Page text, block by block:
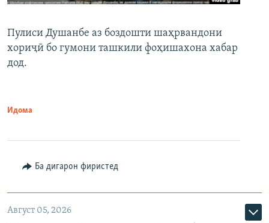
Пулиси Душанбе аз боздошти шаҳрвандони
хориҷӣ бо гумони ташкили фоҳишахона хабар
дод.
Идома
Ба дигарон фиристед
Август 05, 2026